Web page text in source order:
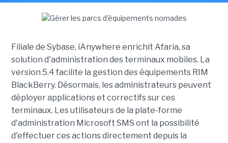
Filiale de Sybase, iAnywhere enrichit Afaria, sa
solution d'administration des terminaux mobiles. La
version 5.4 facilite la gestion des équipements RIM
BlackBerry. Désormais, les administrateurs peuvent
déployer applications et correctifs sur ces
terminaux. Les utilisateurs de la plate-forme
d'administration Microsoft SMS ont la possibilité
d'effectuer ces actions directement depuis la